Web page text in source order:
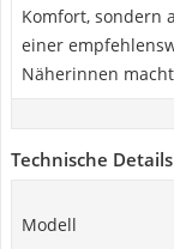
Komfort, sondern
einer
Näherinnen
Technische Details
Modell